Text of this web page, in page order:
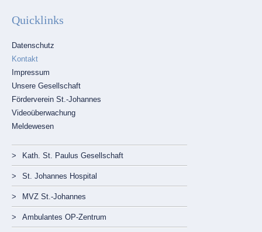
Quicklinks
Navigation
überspringen
Datenschutz
Kontakt
Impressum
Unsere Gesellschaft
Förderverein St.-Johannes
Videoüberwachung
Meldewesen
Navigation
überspringen
Kath. St. Paulus Gesellschaft
St. Johannes Hospital
MVZ St.-Johannes
Ambulantes OP-Zentrum